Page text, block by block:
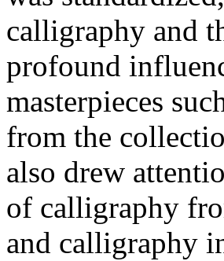
calligraphy and
profound
masterpieces
from the
also drew
of calligraphy
and calligraphy